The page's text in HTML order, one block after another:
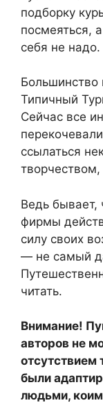
подборку
посмеяться,
себя не надо.
Большинство
Типичный
Сейчас все
ссылаться
творчеством,
Ведь бывает,
фирмы
силу своих
— не самый
читать.
Внимание!
авторов не
отсутствием
были
людьми,